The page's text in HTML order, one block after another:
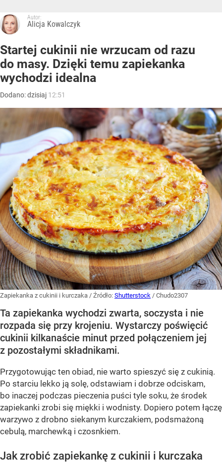
Autor:
Alicja Kowalczyk
Startej cukinii nie wrzucam od razu
do masy. Dzięki temu zapiekanka
wychodzi idealna
Dodano:dzisiaj 12:51
Zapiekanka z cukinii i kurczaka / Źródło: Shutterstock / Chudo2307
Ta zapiekanka wychodzi zwarta, soczysta i nie
rozpada się przy krojeniu. Wystarczy poświęcić
cukinii kilkanaście minut przed połączeniem jej
z pozostałymi składnikami.
Przygotowując ten obiad, nie warto spieszyć się z cukinią.
Po starciu lekko ją solę, odstawiam i dobrze odciskam,
bo inaczej podczas pieczenia puści tyle soku, że środek
zapiekanki zrobi się miękki i wodnisty. Dopiero potem łączę
warzywo z drobno siekanym kurczakiem, podsmażoną
cebulą, marchewką i czosnkiem.
Jak zrobić zapiekankę z cukinii i kurczaka